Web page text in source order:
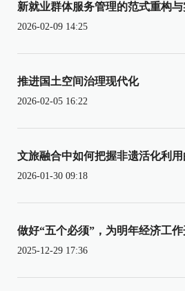
新就业群体服务管理的范式重构
2026-02-09 14:25
推进国土空间治理现代化
2026-02-05 16:22
文旅融合中如何把握非遗活化利用
2026-01-30 09:18
做好“五个必须”，为明年经济工
2025-12-29 17:36